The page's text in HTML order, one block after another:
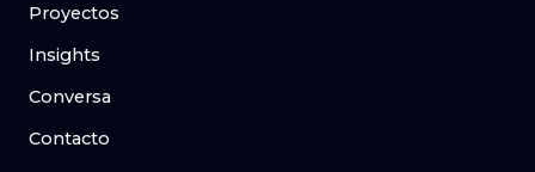
Proyectos
Insights
Conversa
Contacto